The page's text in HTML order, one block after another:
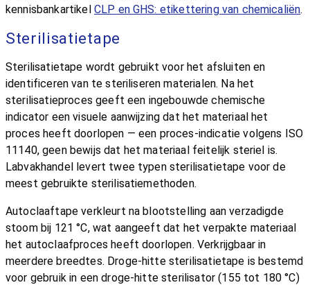
kennisbankartikel CLP en GHS: etikettering van chemicaliën.
Sterilisatietape
Sterilisatietape wordt gebruikt voor het afsluiten en
identificeren van te steriliseren materialen. Na het
sterilisatieproces geeft een ingebouwde chemische
indicator een visuele aanwijzing dat het materiaal het
proces heeft doorlopen — een proces-indicatie volgens ISO
11140, geen bewijs dat het materiaal feitelijk steriel is.
Labvakhandel levert twee typen sterilisatietape voor de
meest gebruikte sterilisatiemethoden.
Autoclaaftape verkleurt na blootstelling aan verzadigde
stoom bij 121 °C, wat aangeeft dat het verpakte materiaal
het autoclaafproces heeft doorlopen. Verkrijgbaar in
meerdere breedtes. Droge-hitte sterilisatietape is bestemd
voor gebruik in een droge-hitte sterilisator (155 tot 180 °C)